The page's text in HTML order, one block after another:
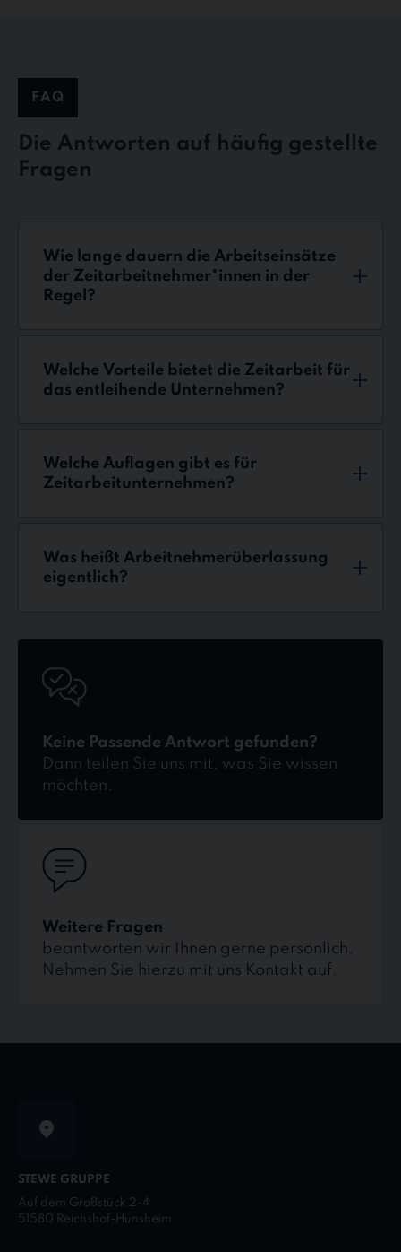
FAQ
Die Antworten auf häufig gestellte
Fragen
Wie lange dauern die Arbeitseinsätze
der Zeitarbeitnehmer*innen in der
Regel?
Welche Vorteile bietet die Zeitarbeit für
das entleihende Unternehmen?
Welche Auflagen gibt es für
Zeitarbeitunternehmen?
Was heißt Arbeitnehmerüberlassung
eigentlich?
Keine Passende Antwort gefunden?
Dann teilen Sie uns mit, was Sie wissen
möchten.
Weitere Fragen
beantworten wir Ihnen gerne persönlich.
Nehmen Sie hierzu mit uns Kontakt auf.
STEWE GRUPPE
Auf dem Großstück 2-4
51580 Reichshof-Hunsheim